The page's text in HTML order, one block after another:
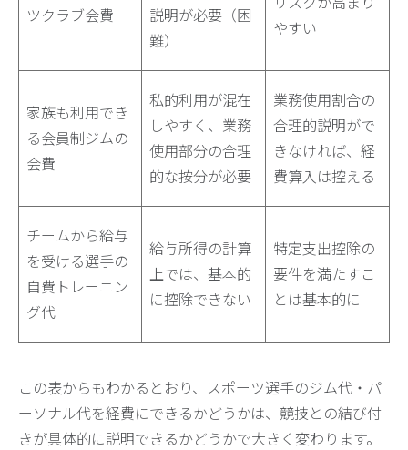
ツクラブ会費
説明が必要（困
難）
やすい
家族も利用でき
る会員制ジムの
会費
私的利用が混在
しやすく、業務
使用部分の合理
的な按分が必要
業務使用割合の
合理的説明がで
きなければ、経
費算入は控える
チームから給与
を受ける選手の
自費トレーニン
グ代
給与所得の計算
上では、基本的
に控除できない
特定支出控除の
要件を満たすこ
とは基本的に
この表からもわかるとおり、スポーツ選手のジム代・パ
ーソナル代を経費にできるかどうかは、競技との結び付
きが具体的に説明できるかどうかで大きく変わります。